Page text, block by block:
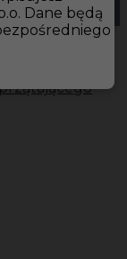
Dane będą